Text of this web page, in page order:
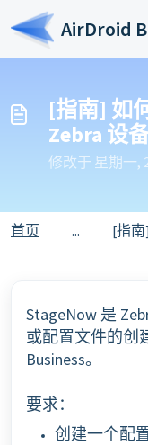
跳过至主要内容
AirDroid
[指南] 如
Zebra 设备
修改于 星期一,
首页 ... [指南] 如何使
StageNow 是
或配置文件的创
Business。
要求：
创建一个配